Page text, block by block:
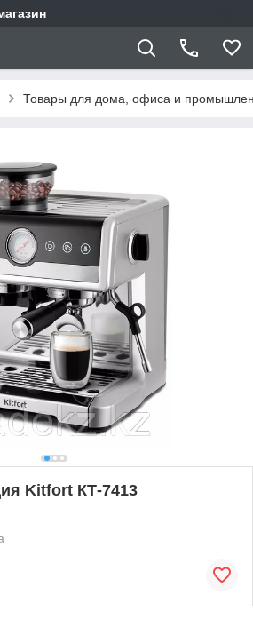
Товары для дома, офиса и
Kitfort КТ-7413